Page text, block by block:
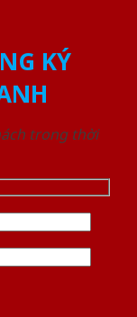
KÝ
trong thời